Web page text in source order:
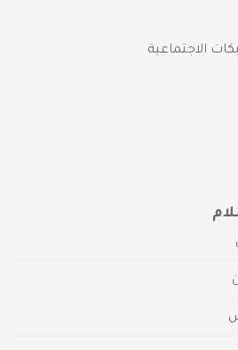
الاجتماعية